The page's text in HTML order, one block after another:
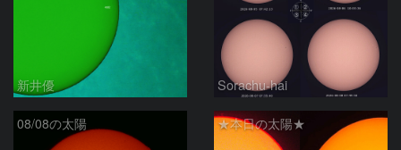
新井優 Sorachu-hai
08/08の太陽 ★本日の太陽★